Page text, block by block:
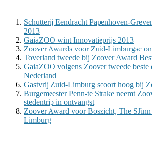
Schutterij Eendracht Papenhoven-
2013
GaiaZOO wint Innovatieprijs 2013
Zoover Awards voor Zuid-Limburgse
Toverland tweede bij Zoover Award
GaiaZOO volgens Zoover tweede beste
Nederland
Gastvrij Zuid-Limburg scoort hoog bij
Burgemeester Penn-te Strake neemt
stedentrip in ontvangst
Zoover Award voor Boszicht, The
Limburg